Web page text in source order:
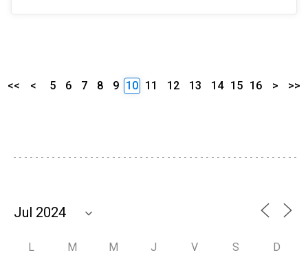
<< < 5 6 7 8 9 10 11 12 13 14 15 16 > >>
L M M J V S D